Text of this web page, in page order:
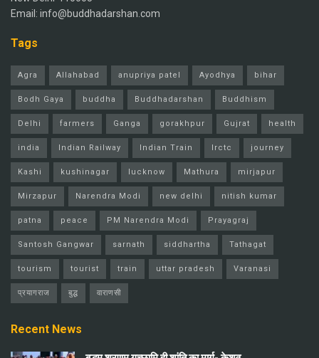
Email: info@buddhadarshan.com
Tags
Agra Allahabad anupriya patel Ayodhya bihar
Bodh Gaya buddha Buddhadarshan Buddhism
Delhi farmers Ganga gorakhpur Gujrat health
india Indian Railway Indian Train Irctc journey
Kashi kushinagar lucknow Mathura mirjapur
Mirzapur Narendra Modi new delhi nitish kumar
patna peace PM Narendra Modi Prayagraj
Santosh Gangwar sarnath siddhartha Tathagat
tourism tourist train uttar pradesh Varanasi
प्रयागराज बुद्ध वाराणसी
Recent News